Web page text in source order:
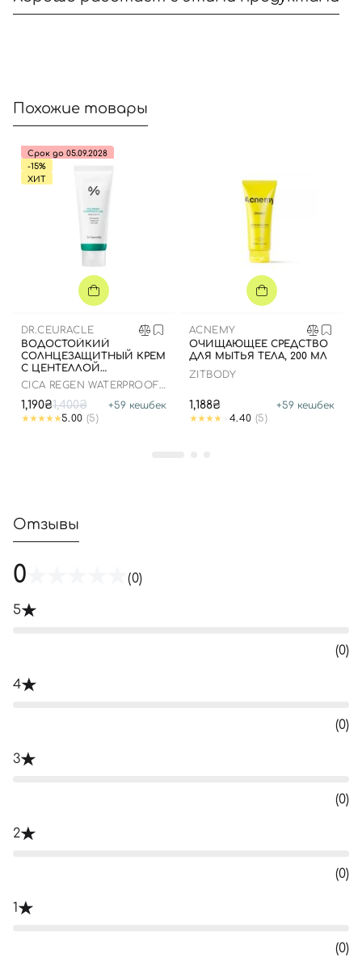
Похожие товары
Срок до 05.09.2028
-15%
ХИТ
DR.CEURACLE
ВОДОСТОЙКИЙ
СОЛНЦЕЗАЩИТНЫЙ КРЕМ
С ЦЕНТЕЛЛОЙ
АЗИАТСКОЙ, 100 МЛ ДО
CICA REGEN WATERPROOF
1,190₴1,400₴ +59 кешбек
5.00 (5)
ACNEMY
ОЧИЩАЮЩЕЕ СРЕДСТВО
ДЛЯ МЫТЬЯ ТЕЛА, 200 МЛ
ZITBODY
1,188₴ +59 кешбек
4.40 (5)
Отзывы
0 (0)
5
(0)
4
(0)
3
(0)
2
(0)
1
(0)
Войти с помощью e-mail